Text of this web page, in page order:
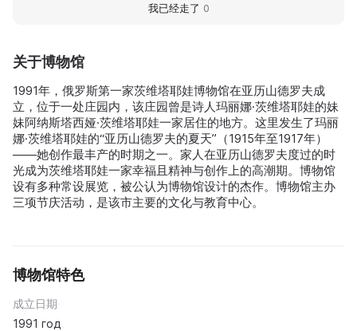
关于博物馆
1991年，俄罗斯第一家茨维塔耶娃博物馆在亚历山德罗夫成
立，位于一处庄园内，该庄园曾是诗人玛丽娜·茨维塔耶娃的妹
妹阿纳斯塔西娅·茨维塔耶娃一家居住的地方。这里发生了玛丽
娜·茨维塔耶娃的“亚历山德罗夫的夏天”（1915年至1917年）
——她创作最丰产的时期之一。家人在亚历山德罗夫度过的时
光成为茨维塔耶娃一家幸福且精神与创作上的高潮期。博物馆
设有多种常设展览，被公认为博物馆设计的杰作。博物馆主办
三项节庆活动，是该市主要的文化与教育中心。
博物馆特色
成立日期
1991 год
我已经走了 0